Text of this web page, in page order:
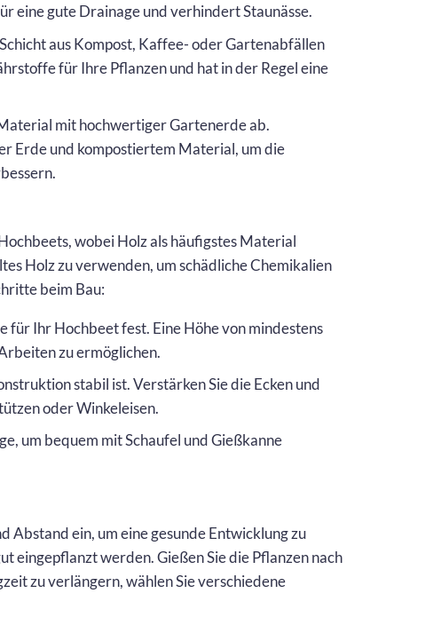
eine gute Drainage und verhindert Staunässe.
Schicht aus Kompost, Kaffee- oder Gartenabfällen
für Ihre Pflanzen und hat in der Regel eine
mit hochwertiger Gartenerde ab.
Erde und kompostiertem Material, um die
wobei Holz als häufigstes Material
Holz zu verwenden, um schädliche Chemikalien
beim Bau:
für Ihr Hochbeet fest. Eine Höhe von mindestens
zu ermöglichen.
stabil ist. Verstärken Sie die Ecken und
oder Winkeleisen.
um bequem mit Schaufel und Gießkanne
Abstand ein, um eine gesunde Entwicklung zu
eingepflanzt werden. Gießen Sie die Pflanzen nach
zu verlängern, wählen Sie verschiedene